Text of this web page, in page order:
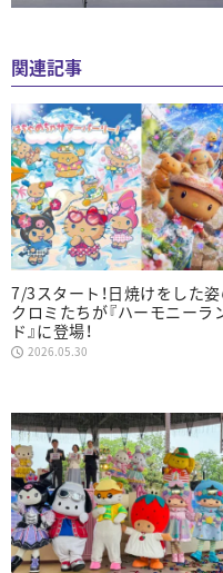
関連記事
7/3スタート！日焼けをした
クロミたちが『ハーモニーラ
ド』に登場！
2026.05.30